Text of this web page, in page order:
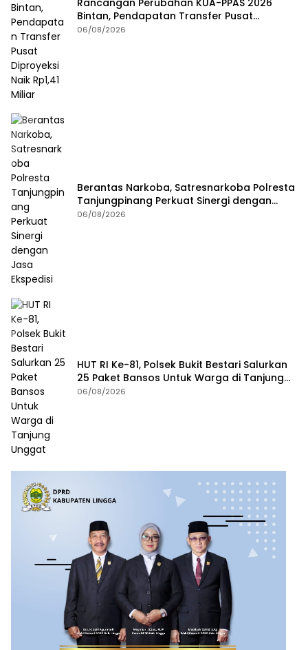
Bintan, Pendapatan Transfer Pusat
Diproyeksi Naik Rp1,41 Miliar
06/08/2026
Berantas Narkoba, Satresnarkoba Polresta
Tanjungpinang Perkuat Sinergi dengan
Jasa Ekspedisi
06/08/2026
HUT RI Ke-81, Polsek Bukit Bestari Salurkan
25 Paket Bansos Untuk Warga di Tanjung
Unggat
06/08/2026